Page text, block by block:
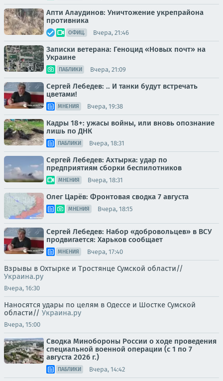
Апти Алаудинов: Уничтожение укрепрайона
противника
ОФИЦ. Вчера, 21:46
Записки ветерана: Геноцид «Новых почт» на
Украине
ПАБЛИКИ Вчера, 21:09
Сергей Лебедев: .. И танки будут встречать
цветами!
МНЕНИЯ Вчера, 19:38
Кадры 18+: ужасы войны, или вновь опознание
лишь по ДНК
ПАБЛИКИ Вчера, 18:31
Сергей Лебедев: Ахтырка: удар по
предприятиям сборки беспилотников
МНЕНИЯ Вчера, 18:31
Олег Царёв: Фронтовая сводка 7 августа
МНЕНИЯ Вчера, 18:15
Сергей Лебедев: Набор «добровольцев» в ВСУ
продвигается: Харьков сообщает
МНЕНИЯ Вчера, 17:40
Взрывы в Охтырке и Тростянце Сумской области//
Украина.ру
Вчера, 16:30
Наносятся удары по целям в Одессе и Шостке Сумской
области// Украина.ру
Вчера, 15:00
Сводка Минобороны России о ходе проведения
специальной военной операции (с 1 по 7
августа 2026 г.)
ПАБЛИКИ Вчера, 14:42